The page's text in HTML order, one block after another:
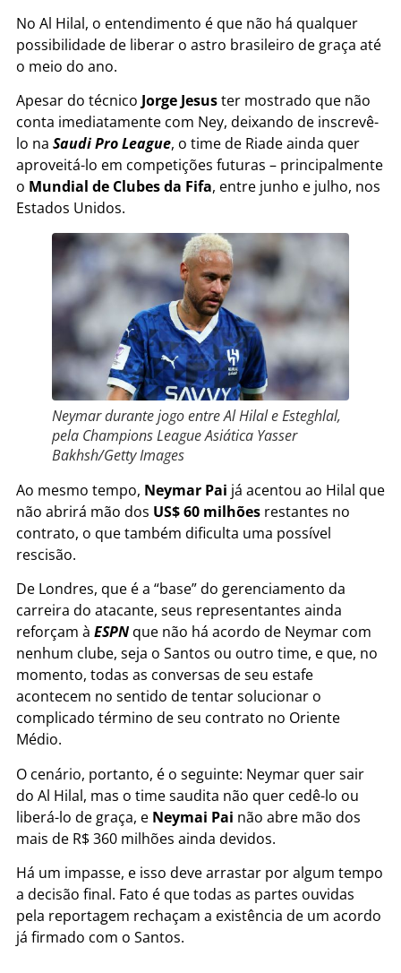
No Al Hilal, o entendimento é que não há qualquer
possibilidade de liberar o astro brasileiro de graça até
o meio do ano.
Apesar do técnico Jorge Jesuster mostrado que não
conta imediatamente com Ney, deixando de inscrevê-
lo na Saudi Pro League, o time de Riade ainda quer
aproveitá-lo em competições futuras – principalmente
o Mundial de Clubes da Fifa, entre junho e julho, nos
Estados Unidos.
Neymar durante jogo entre Al Hilal e Esteghlal,
pela Champions League Asiática Yasser
Bakhsh/Getty Images
Ao mesmo tempo, Neymar Pai já acentou ao Hilal que
não abrirá mão dos US$ 60 milhões restantes no
contrato, o que também dificulta uma possível
rescisão.
De Londres, que é a “base” do gerenciamento da
carreira do atacante, seus representantes ainda
reforçam à ESPN que não há acordo de Neymar com
nenhum clube, seja o Santos ou outro time, e que, no
momento, todas as conversas de seu estafe
acontecem no sentido de tentar solucionar o
complicado término de seu contrato no Oriente
Médio.
O cenário, portanto, é o seguinte: Neymar quer sair
do Al Hilal, mas o time saudita não quer cedê-lo ou
liberá-lo de graça, e Neymai Pai não abre mão dos
mais de R$ 360 milhões ainda devidos.
Há um impasse, e isso deve arrastar por algum tempo
a decisão final. Fato é que todas as partes ouvidas
pela reportagem rechaçam a existência de um acordo
já firmado com o Santos.